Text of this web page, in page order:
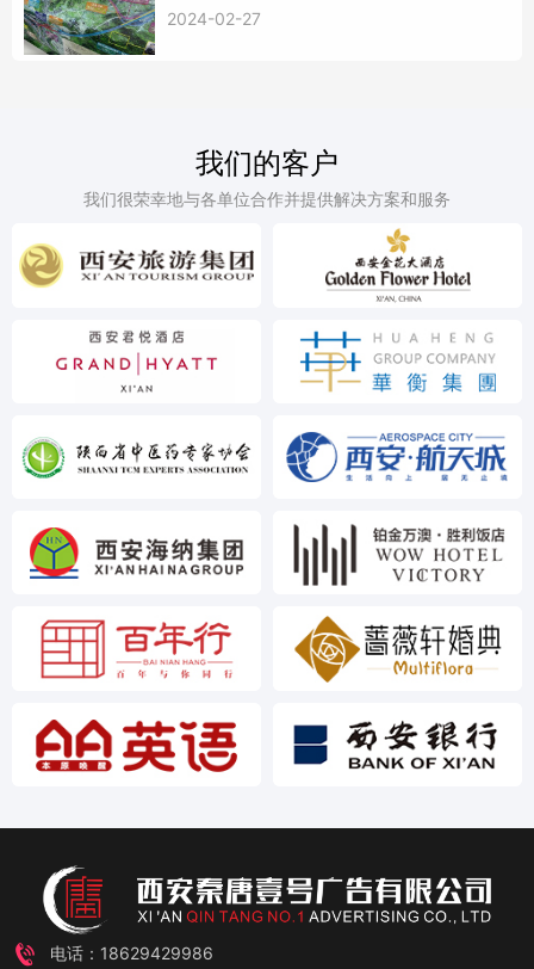
2024-02-27
我们的客户
我们很荣幸地与各单位合作并提供解决方案和服务
电话：18629429986